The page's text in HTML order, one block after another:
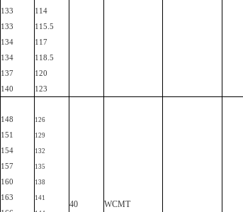
133
133
134
134
137
140
114
115.5
117
118.5
120
123
148
151
154
157
160
163
126
129
132
135
138
141
40 WCMT